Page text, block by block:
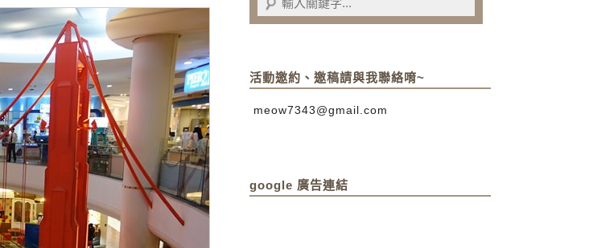
活動邀約、邀稿請與我聯絡唷~
meow7343@gmail.com
google 廣告連結